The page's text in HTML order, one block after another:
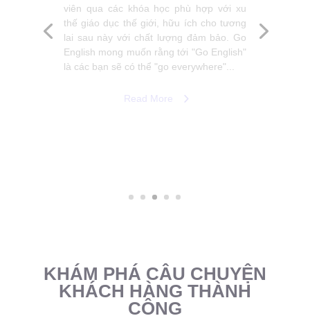
sống chuyên nghiệp, tập trung trên các
lĩnh vực: Ôn luyện thi các chứng chỉ quốc
tế (Luyện thi TOEIC; Tiếng Anh chuyên
ngành; Tiếng Anh giao tiếp và Tiếng Anh
cho trẻ em), đào tạo các bộ môn...
Read More
KHÁM PHÁ CÂU CHUYỆN
KHÁCH HÀNG THÀNH
CÔNG